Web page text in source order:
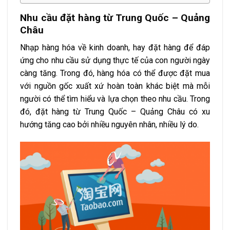
Nhu cầu đặt hàng từ Trung Quốc – Quảng
Châu
Nhạp hàng hóa về kinh doanh, hay đặt hàng để đáp
ứng cho nhu cầu sử dụng thực tế của con người ngày
càng tăng. Trong đó, hàng hóa có thể được đặt mua
với nguồn gốc xuất xứ hoàn toàn khác biệt mà mỗi
người có thể tìm hiểu và lựa chọn theo nhu cầu. Trong
đó, đặt hàng từ Trung Quốc – Quảng Châu có xu
hướng tăng cao bởi nhiều nguyên nhân, nhiều lý do.